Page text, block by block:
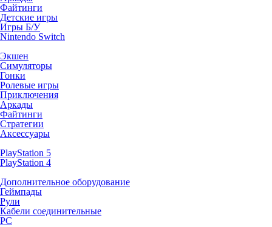
Файтинги
Детские игры
Игры Б/У
Nintendo Switch
Экшен
Симуляторы
Гонки
Ролевые игры
Приключения
Аркады
Файтинги
Стратегии
Аксессуары
PlayStation 5
PlayStation 4
Дополнительное оборудование
Геймпады
Рули
Кабели соединительные
PC